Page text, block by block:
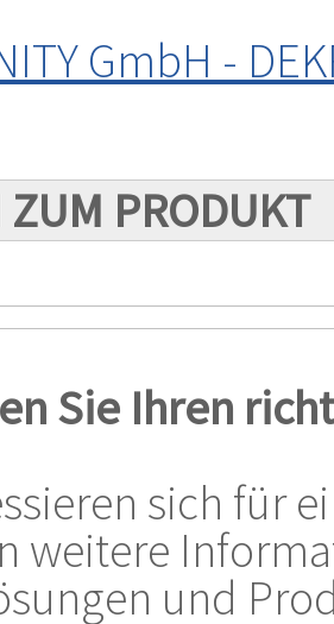
GmbH -
ZUM PRODUKT
Sie Ihren
sich für
weitere
und